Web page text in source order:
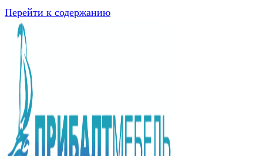
Перейти к содержанию